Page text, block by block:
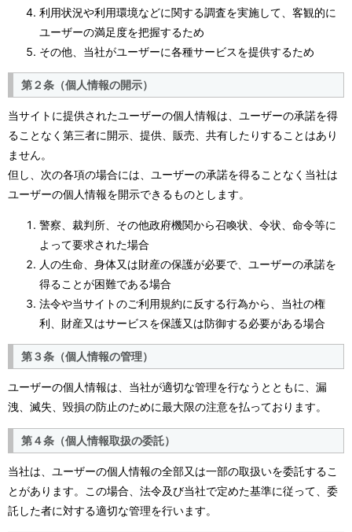
利用状況や利用環境などに関する調査を実施して、客観的に
ユーザーの満足度を把握するため
その他、当社がユーザーに各種サービスを提供するため
第２条（個人情報の開示）
当サイトに提供されたユーザーの個人情報は、ユーザーの承諾を得
ることなく第三者に開示、提供、販売、共有したりすることはあり
ません。
但し、次の各項の場合には、ユーザーの承諾を得ることなく当社は
ユーザーの個人情報を開示できるものとします。
警察、裁判所、その他政府機関から召喚状、令状、命令等に
よって要求された場合
人の生命、身体又は財産の保護が必要で、ユーザーの承諾を
得ることが困難である場合
法令や当サイトのご利用規約に反する行為から、当社の権
利、財産又はサービスを保護又は防御する必要がある場合
第３条（個人情報の管理）
ユーザーの個人情報は、当社が適切な管理を行なうとともに、漏
洩、滅失、毀損の防止のために最大限の注意を払っております。
第４条（個人情報取扱の委託）
当社は、ユーザーの個人情報の全部又は一部の取扱いを委託するこ
とがあります。この場合、法令及び当社で定めた基準に従って、委
託した者に対する適切な管理を行います。